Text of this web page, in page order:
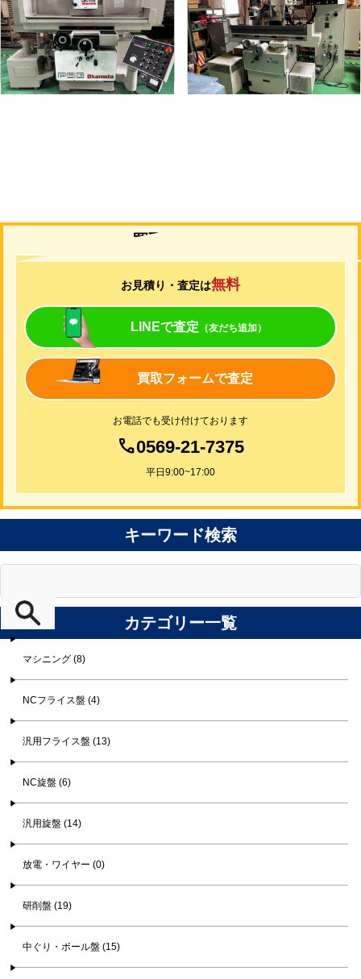
メーカー 岡本
形 式PSG-52DX
年 1997
メーカー ユング
形 式JF-420N
年 式2006
買取について
お見積り・査定は無料
LINEで査定 （友だち追加）
買取フォームで査定
お電話でも受け付けております
0569-21-7375
平日9:00~17:00
キーワード検索
カテゴリー一覧
マシニング (8)
NCフライス盤 (4)
汎用フライス盤 (13)
NC旋盤 (6)
汎用旋盤 (14)
放電・ワイヤー (0)
研削盤 (19)
中ぐり・ボール盤 (15)